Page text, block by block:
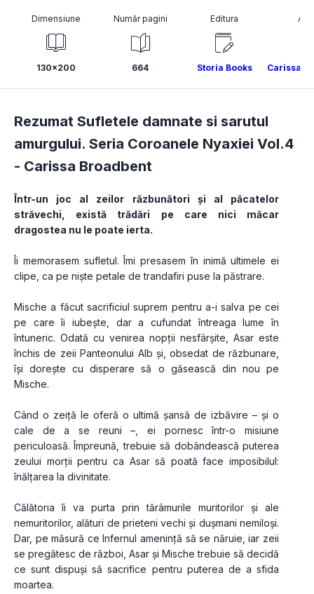
Dimensiune
130x200
Număr pagini
664
Editura
Storia Books Carissa
Rezumat Sufletele damnate si sarutul
amurgului. Seria Coroanele Nyaxiei Vol.4
- Carissa Broadbent
Într-un joc al zeilor răzbunători și al păcatelor
străvechi, există trădări pe care nici măcar
dragostea nu le poate ierta.
Îi memorasem sufletul. Îmi presasem în inimă ultimele ei
clipe, ca pe niște petale de trandafiri puse la păstrare.
Mische a făcut sacrificiul suprem pentru a-i salva pe cei
pe care îi iubește, dar a cufundat întreaga lume în
întuneric. Odată cu venirea nopții nesfârșite, Asar este
închis de zeii Panteonului Alb și, obsedat de răzbunare,
își dorește cu disperare să o găsească din nou pe
Mische.
Când o zeiță le oferă o ultimă șansă de izbăvire – și o
cale de a se reuni –, ei pornesc într-o misiune
periculoasă. Împreună, trebuie să dobândească puterea
zeului morții pentru ca Asar să poată face imposibilul:
înălțarea la divinitate.
Călătoria îi va purta prin tărâmurile muritorilor și ale
nemuritorilor, alături de prieteni vechi și dușmani nemiloși.
Dar, pe măsură ce Infernul amenință să se năruie, iar zeii
se pregătesc de război, Asar și Mische trebuie să decidă
ce sunt dispuși să sacrifice pentru puterea de a sfida
moartea.